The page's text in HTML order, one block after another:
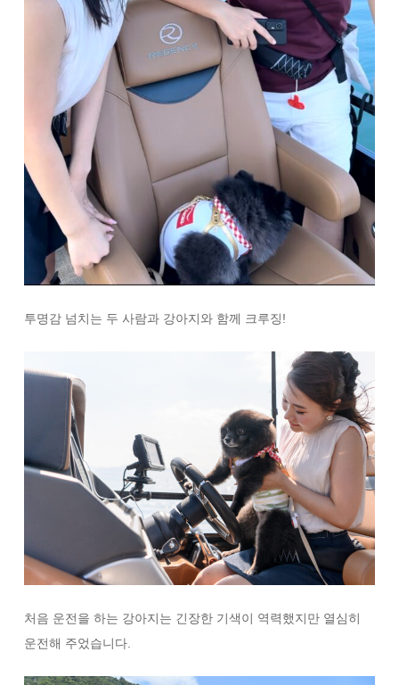
투명감 넘치는 두 사람과 강아지와 함께 크루징!
처음 운전을 하는 강아지는 긴장한 기색이 역력했지만 열심히
운전해 주었습니다.